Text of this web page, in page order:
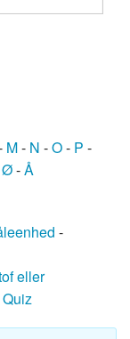
M- N -O- P -
Ø-Å
-
eller
Quiz